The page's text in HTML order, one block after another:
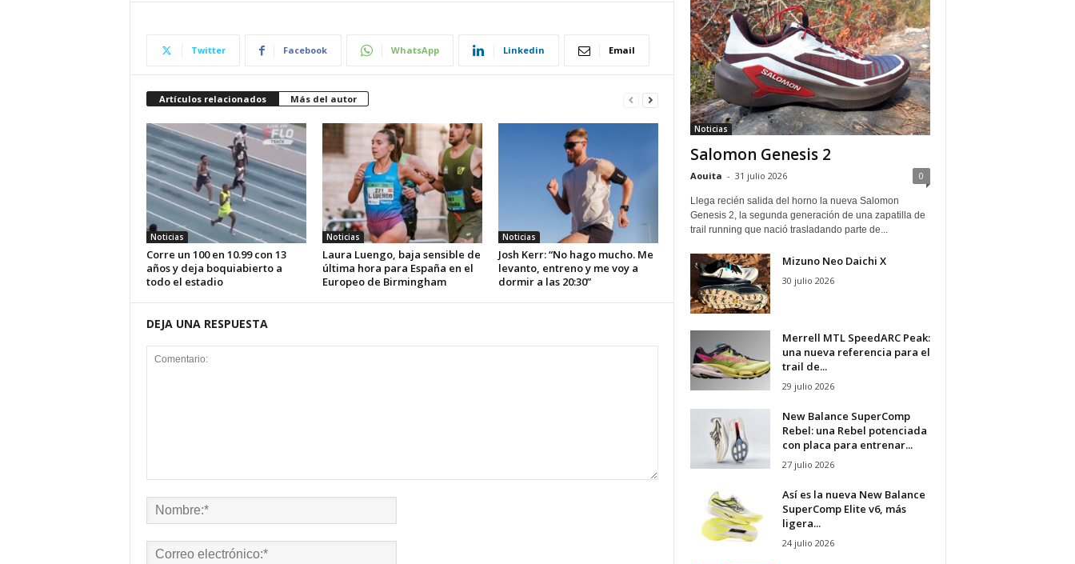
Twitter Facebook WhatsApp Linkedin Email
Artículos relacionados Más del autor
Noticias
Corre un 100 en 10.99 con 13
años y deja boquiabierto a
todo el estadio
Noticias
Laura Luengo, baja sensible de
última hora para España en el
Europeo de Birmingham
Noticias
Josh Kerr: “No hago mucho. Me
levanto, entreno y me voy a
dormir a las 20:30”
DEJA UNA RESPUESTA
Noticias
Salomon Genesis 2
Aouita - 31 julio 2026 0
Llega recién salida del horno la nueva Salomon
Genesis 2, la segunda generación de una zapatilla de
trail running que nació trasladando parte de...
Mizuno Neo Daichi X
30 julio 2026
Merrell MTL SpeedARC Peak:
una nueva referencia para el
trail de...
29 julio 2026
New Balance SuperComp
Rebel: una Rebel potenciada
con placa para entrenar...
27 julio 2026
Así es la nueva New Balance
SuperComp Elite v6, más
ligera...
24 julio 2026